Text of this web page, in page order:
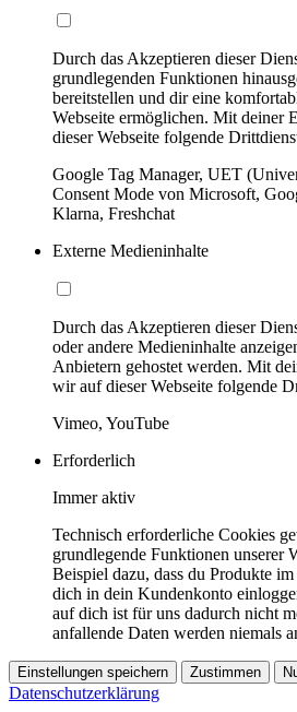
Durch das Akzeptieren dieser
grundlegenden Funktionen
bereitstellen und dir eine
Webseite ermöglichen. Mit deiner
dieser Webseite folgende
Google Tag Manager, UET
Consent Mode von Microsoft,
Klarna, Freshchat
Externe Medieninhalte
Durch das Akzeptieren dieser
oder andere Medieninhalte
Anbietern gehostet werden. Mit
wir auf dieser Webseite folgende
Vimeo, YouTube
Erforderlich
Immer aktiv
Technisch erforderliche Cookies
grundlegende Funktionen unserer
Beispiel dazu, dass du Produkte
dich in dein Kundenkonto
auf dich ist für uns dadurch nicht
anfallende Daten werden niemals
Einstellungen speichern Zustimmen
Datenschutzerklärung